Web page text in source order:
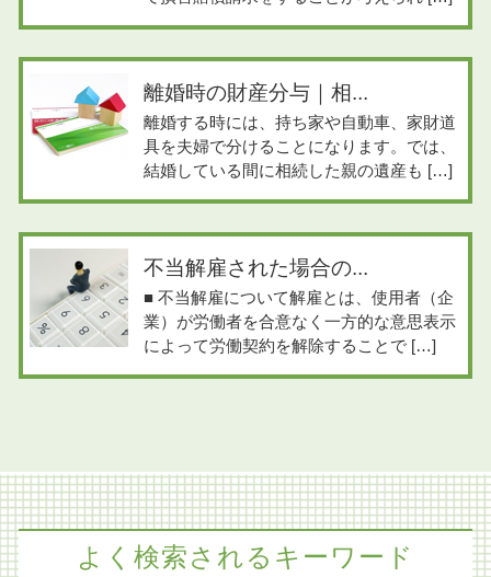
離婚時の財産分与｜相...
離婚する時には、持ち家や自動車、家財道
具を夫婦で分けることになります。では、
結婚している間に相続した親の遺産も […]
不当解雇された場合の...
■ 不当解雇について解雇とは、使用者（企
業）が労働者を合意なく一方的な意思表示
によって労働契約を解除することで […]
よく検索されるキーワード